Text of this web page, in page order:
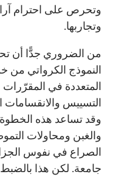
وتحرص على احترام
وتجاربها.
من الضروري جدًّا أن
النموذج الكرواتي من
المتعددة في
التسييس والانقسامات
وقد تساعد هذه
والغبن ومحاولات
الصراع في نفوس
جامعة. لكن هذا